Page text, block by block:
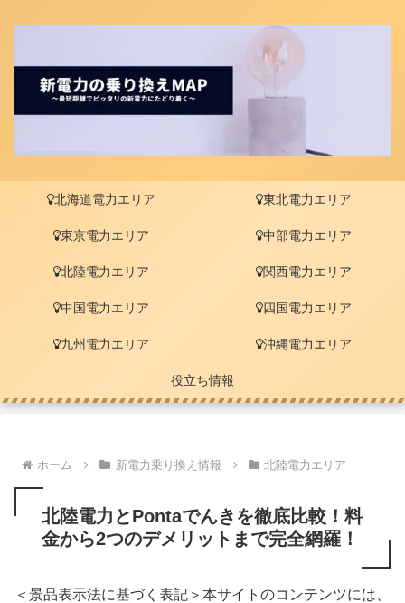
北海道電力エリア 東北電力エリア
東京電力エリア 中部電力エリア
北陸電力エリア 関西電力エリア
中国電力エリア 四国電力エリア
九州電力エリア 沖縄電力エリア
役立ち情報
ホーム 新電力乗り換え情報 北陸電力エリア
北陸電力とPontaでんきを徹底比較！料
金から2つのデメリットまで完全網羅！
＜景品表示法に基づく表記＞本サイトのコンテンツには、